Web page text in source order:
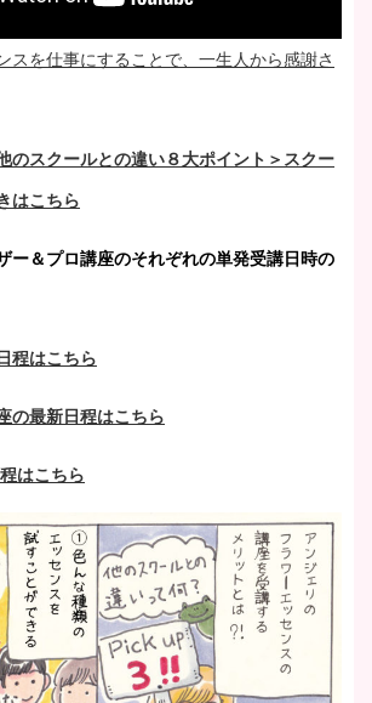
スを仕事にすることで、一生人から感謝さ
のスクールとの違い８大ポイント＞スクー
はこちら
ー＆プロ講座のそれぞれの単発受講日時の
程はこちら
の最新日程はこちら
はこちら